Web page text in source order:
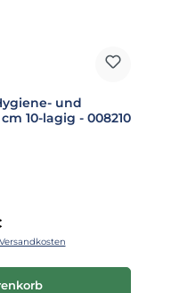
und
10-lagig - 008210
Preis: